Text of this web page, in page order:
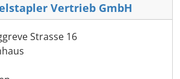
Vertrieb GmbH
Strasse 16